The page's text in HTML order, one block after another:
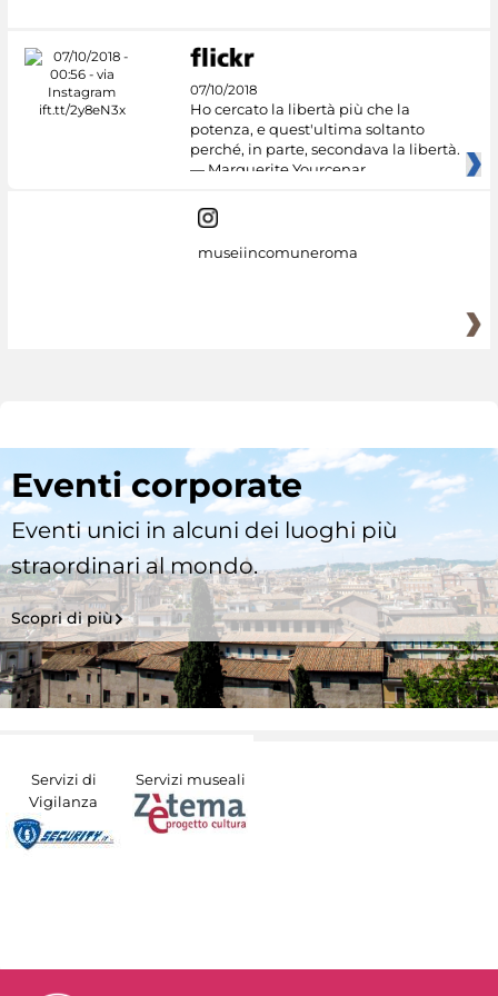
07/10/2018
Ho cercato la libertà più che la
potenza, e quest'ultima soltanto
perché, in parte, secondava la libertà.
— Marguerite Yourcenar
museiincomuneroma
Eventi corporate
Eventi unici in alcuni dei luoghi più
straordinari al mondo.
Scopri di più
Servizi di
Vigilanza
Servizi museali